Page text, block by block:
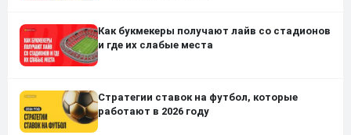
Как букмекеры получают лайв со стадионов
и где их слабые места
Стратегии ставок на футбол, которые
работают в 2026 году